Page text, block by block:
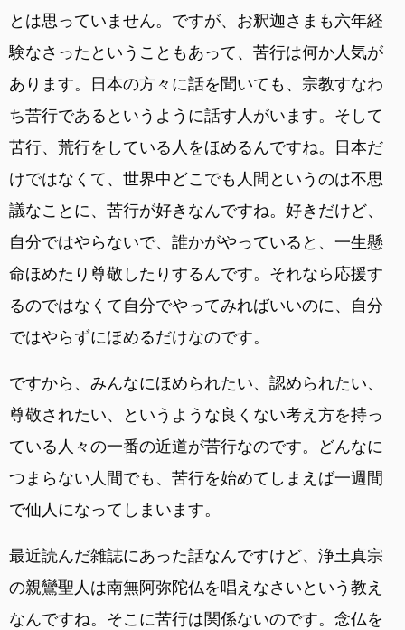
とは思っていません。ですが、お釈迦さまも六年経
験なさったということもあって、苦行は何か人気が
あります。日本の方々に話を聞いても、宗教すなわ
ち苦行であるというように話す人がいます。そして
苦行、荒行をしている人をほめるんですね。日本だ
けではなくて、世界中どこでも人間というのは不思
議なことに、苦行が好きなんですね。好きだけど、
自分ではやらないで、誰かがやっていると、一生懸
命ほめたり尊敬したりするんです。それなら応援す
るのではなくて自分でやってみればいいのに、自分
ではやらずにほめるだけなのです。
ですから、みんなにほめられたい、認められたい、
尊敬されたい、というような良くない考え方を持っ
ている人々の一番の近道が苦行なのです。どんなに
つまらない人間でも、苦行を始めてしまえば一週間
で仙人になってしまいます。
最近読んだ雑誌にあった話なんですけど、浄土真宗
の親鸞聖人は南無阿弥陀仏を唱えなさいという教え
なんですね。そこに苦行は関係ないのです。念仏を